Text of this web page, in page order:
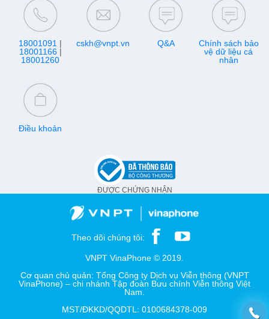
18001091 |
18001166|
18001260
cskh@vnpt.vn Q&A
Chính sách bảo
vệ dữ liệu cá
nhân
Điều khoản
ĐƯỢC CHỨNG NHẬN
Theo dõi chúng tôi:
VNPT VinaPhone © 2019.
Cơ quan chủ quản: Tổng Công ty Dịch vụ Viễn thông (VNPT
VinaPhone) – chi nhánh Tập đoàn Bưu chính Viễn thông Việt
Nam.
MST/ĐKKD/QQDTL: 0100684378-009